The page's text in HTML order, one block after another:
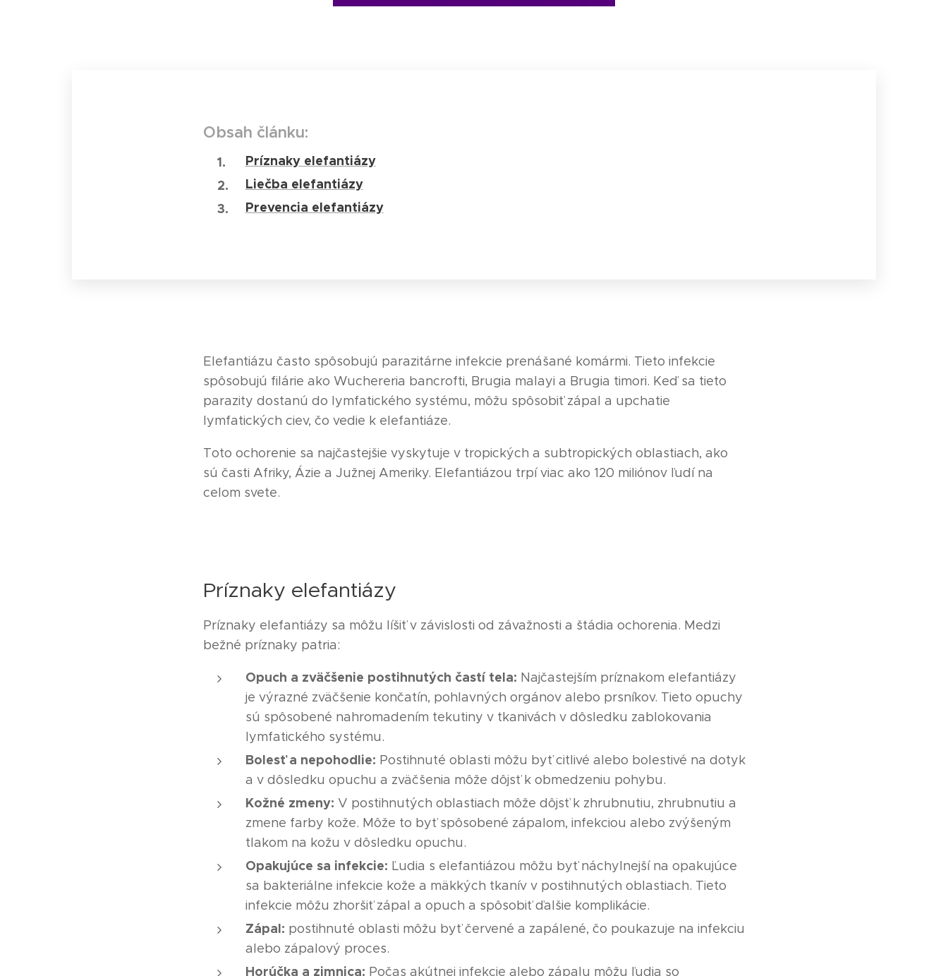
Obsah článku:
Príznaky elefantiázy
Liečba elefantiázy
Prevencia elefantiázy
Elefantiázu často spôsobujú parazitárne infekcie prenášané komármi. Tieto infekcie
spôsobujú filárie ako Wuchereria bancrofti, Brugia malayi a Brugia timori. Keď sa tieto
parazity dostanú do lymfatického systému, môžu spôsobiť zápal a upchatie
lymfatických ciev, čo vedie k elefantiáze.
Toto ochorenie sa najčastejšie vyskytuje v tropických a subtropických oblastiach, ako
sú časti Afriky, Ázie a Južnej Ameriky. Elefantiázou trpí viac ako 120 miliónov ľudí na
celom svete.
Príznaky elefantiázy
Príznaky elefantiázy sa môžu líšiť v závislosti od závažnosti a štádia ochorenia. Medzi
bežné príznaky patria:
Opuch a zväčšenie postihnutých častí tela: Najčastejším príznakom elefantiázy
je výrazné zväčšenie končatín, pohlavných orgánov alebo prsníkov. Tieto opuchy
sú spôsobené nahromadením tekutiny v tkanivách v dôsledku zablokovania
lymfatického systému.
Bolesť a nepohodlie: Postihnuté oblasti môžu byť citlivé alebo bolestivé na dotyk
a v dôsledku opuchu a zväčšenia môže dôjsť k obmedzeniu pohybu.
Kožné zmeny: V postihnutých oblastiach môže dôjsť k zhrubnutiu, zhrubnutiu a
zmene farby kože. Môže to byť spôsobené zápalom, infekciou alebo zvýšeným
tlakom na kožu v dôsledku opuchu.
Opakujúce sa infekcie: Ľudia s elefantiázou môžu byť náchylnejší na opakujúce
sa bakteriálne infekcie kože a mäkkých tkanív v postihnutých oblastiach. Tieto
infekcie môžu zhoršiť zápal a opuch a spôsobiť ďalšie komplikácie.
Zápal: postihnuté oblasti môžu byť červené a zapálené, čo poukazuje na infekciu
alebo zápalový proces.
Horúčka a zimnica: Počas akútnej infekcie alebo zápalu môžu ľudia so